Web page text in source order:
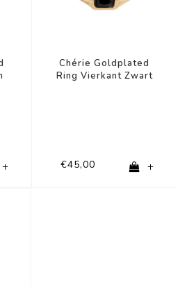
+
Chérie Goldplated
Ring Vierkant Zwart
€45,00 +